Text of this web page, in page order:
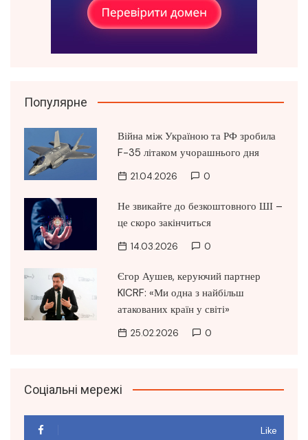
Популярне
Війна між Україною та РФ зробила
F-35 літаком учорашнього дня
21.04.2026 0
Не звикайте до безкоштовного ШІ –
це скоро закінчиться
14.03.2026 0
Єгор Аушев, керуючий партнер
KICRF: «Ми одна з найбільш
атакованих країн у світі»
25.02.2026 0
Соціальні мережі
Like